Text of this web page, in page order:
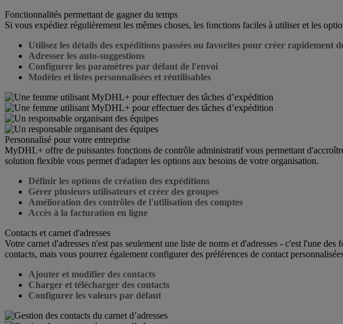
Fonctionnalités permettant de gagner du temps
Si vous expédiez régulièrement les mêmes choses, les fonctions faciles à utiliser et les
Utilisez les détails des expéditions passées ou favorites pour créer rapidement
Adresser les auto-suggestions
Configurer les paramètres par défaut de l'envoi
Modèles et listes personnalisées et réutilisables
Personnalisé pour votre entreprise
MyDHL+ offre de puissantes fonctions de contrôle administratif vous permettant
solution flexible vous permet d'adapter les options aux besoins de votre organisation.
Définir les options de création des expéditions
Gérer plusieurs utilisateurs et créer des groupes
Amélioration des contrôles de l'utilisation des comptes
Accès à la facturation en ligne
Contacts et carnet d'adresses
Votre carnet d'adresses n'est pas seulement une liste de noms et d'adresses - c'est l'une
contacts, mais vous pourrez également configurer des préférences de contact
Ajouter et modifier des contacts
Charger et télécharger des contacts
Configurer les valeurs par défaut